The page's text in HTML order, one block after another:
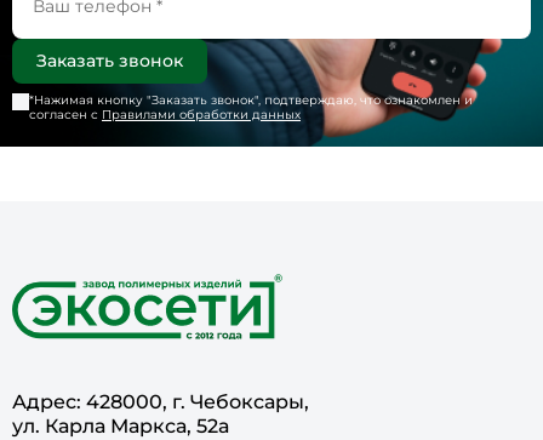
*Нажимая кнопку "Заказать звонок", подтверждаю, что ознакомлен и
согласен с Правилами обработки данных
Адрес: 428000, г. Чебоксары,
ул. Карла Маркса, 52а